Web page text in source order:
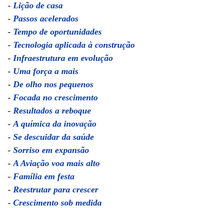
- Lição de casa
- Passos acelerados
- Tempo de oportunidades
- Tecnologia aplicada à construção
- Infraestrutura em evolução
- Uma força a mais
- De olho nos pequenos
- Focada no crescimento
- Resultados a reboque
-A química da inovação
- Se descuidar da saúde
- Sorriso em expansão
-A Aviação voa mais alto
- Família em festa
- Reestrutar para crescer
- Crescimento sob medida